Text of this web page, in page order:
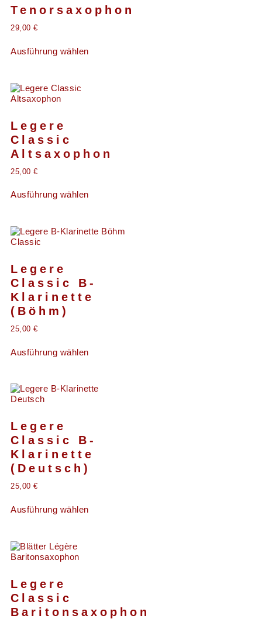
Tenorsaxophon
29,00 €
Ausführung wählen
Legere
Classic
Altsaxophon
25,00 €
Ausführung wählen
Legere
Classic B-
Klarinette
(Böhm)
25,00 €
Ausführung wählen
Legere
Classic B-
Klarinette
(Deutsch)
25,00 €
Ausführung wählen
Legere
Classic
Baritonsaxophon